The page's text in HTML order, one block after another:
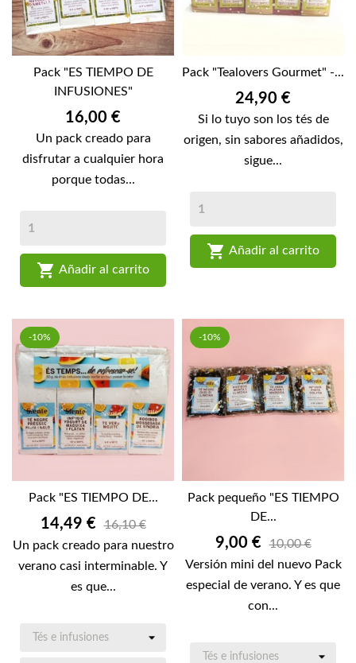
Pack "ES TIEMPO DE
INFUSIONES"
Precio
16,00 €
Un pack creado para
disfrutar a cualquier hora
porque todas...
 Añadir al carrito
Pack "Tealovers Gourmet" -...
Precio
24,90 €
Si lo tuyo son los tés de
origen, sin sabores añadidos,
sigue...
 Añadir al carrito
Pack "ES TIEMPO DE...
Precio
14,49 €
16,10 €
Un pack creado para nuestro
verano casi interminable. Y
es que...
-10%
Pack pequeño "ES TIEMPO
DE...
Precio
9,00 €
10,00 €
Versión mini del nuevo Pack
especial de verano. Y es que
con...
-10%